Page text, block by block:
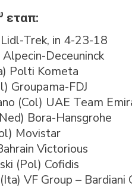
εταπ:
Trek, in 4-23-18
Deceuninck
Polti Kometa
Groupama-FDJ
(Col) UAE Team
Bora-Hansgrohe
Movistar
Victorious
(Pol) Cofidis
VF Group –